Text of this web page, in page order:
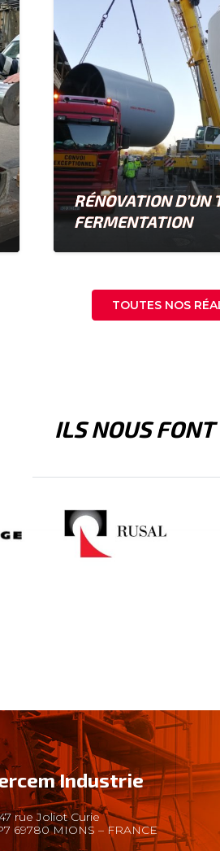
RÉNOVATION D’UN
FERMENTATION
TOUTES NOS
ILS NOUS
Industrie
rue Joliot Curie
69780 MIONS – FRANCE